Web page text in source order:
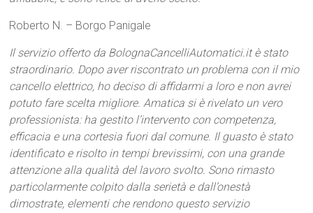
Roberto N. – Borgo Panigale
Il servizio offerto da BolognaCancelliAutomatici.it è stato
straordinario. Dopo aver riscontrato un problema con il mio
cancello elettrico, ho deciso di affidarmi a loro e non avrei
potuto fare scelta migliore. Amatica si è rivelato un vero
professionista: ha gestito l’intervento con competenza,
efficacia e una cortesia fuori dal comune. Il guasto è stato
identificato e risolto in tempi brevissimi, con una grande
attenzione alla qualità del lavoro svolto. Sono rimasto
particolarmente colpito dalla serietà e dall’onestà
dimostrate, elementi che rendono questo servizio